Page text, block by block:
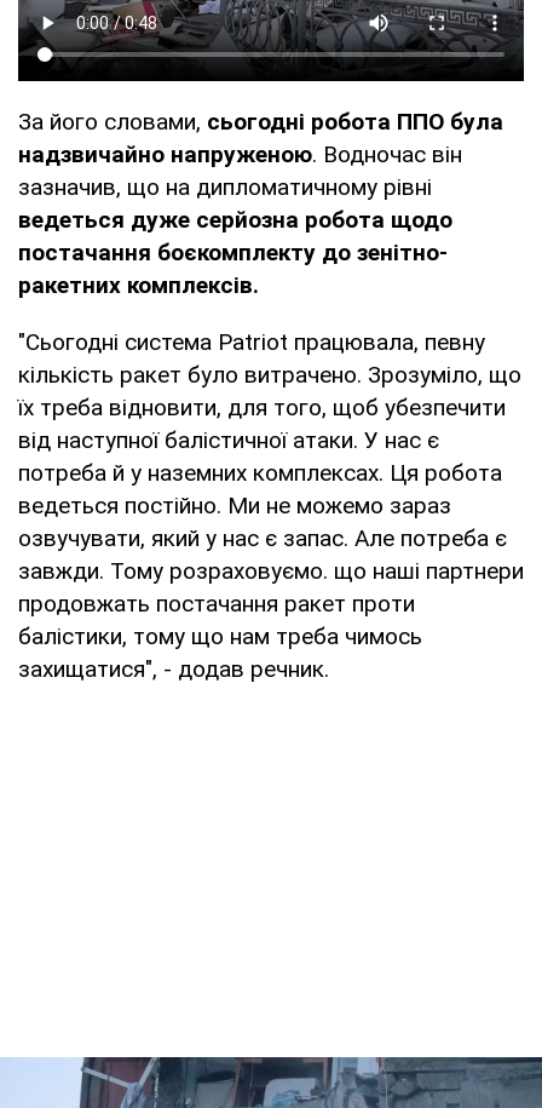
За його словами, сьогодні робота ППО була
надзвичайно напруженою. Водночас він
зазначив, що на дипломатичному рівні
ведеться дуже серйозна робота щодо
постачання боєкомплекту до зенітно-
ракетних комплексів.
"Сьогодні система Patriot працювала, певну
кількість ракет було витрачено. Зрозуміло, що
їх треба відновити, для того, щоб убезпечити
від наступної балістичної атаки. У нас є
потреба й у наземних комплексах. Ця робота
ведеться постійно. Ми не можемо зараз
озвучувати, який у нас є запас. Але потреба є
завжди. Тому розраховуємо. що наші партнери
продовжать постачання ракет проти
балістики, тому що нам треба чимось
захищатися", - додав речник.